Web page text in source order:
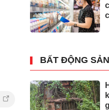
BẤT ĐỘNG SẢN